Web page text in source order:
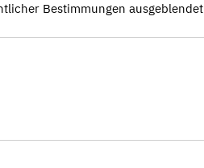
Bestimmungen ausgeblendet